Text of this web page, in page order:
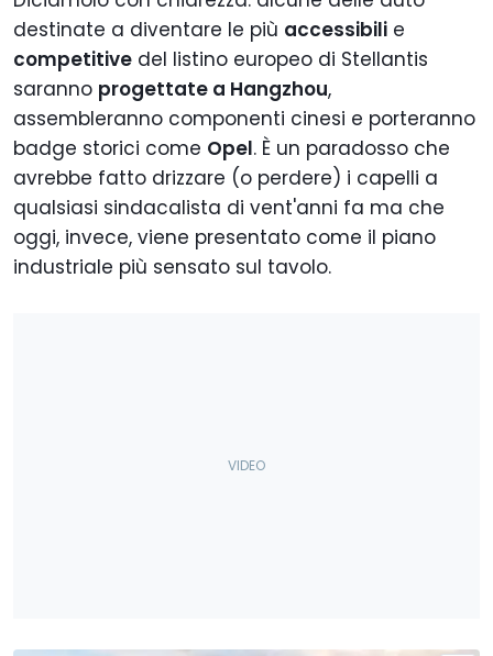
destinate a diventare le più accessibili e
competitive del listino europeo di Stellantis
saranno progettate a Hangzhou,
assembleranno componenti cinesi e porteranno
badge storici come Opel. È un paradosso che
avrebbe fatto drizzare (o perdere) i capelli a
qualsiasi sindacalista di vent'anni fa ma che
oggi, invece, viene presentato come il piano
industriale più sensato sul tavolo.